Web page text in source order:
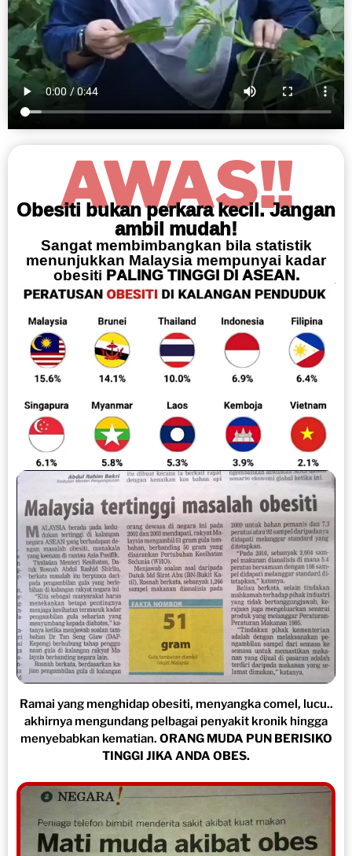
AWAS!!
Obesiti bukan perkara kecil. Jangan
ambil mudah!
Sangat membimbangkan bila statistik
menunjukkan Malaysia mempunyai kadar
obesitiPALING TINGGI DI ASEAN.
Ramai yang menghidap obesiti, menyangka comel, lucu..
akhirnya mengundang pelbagai penyakit kronik hingga
menyebabkan kematian. ORANG MUDA PUN BERISIKO
TINGGI JIKA ANDA OBES.